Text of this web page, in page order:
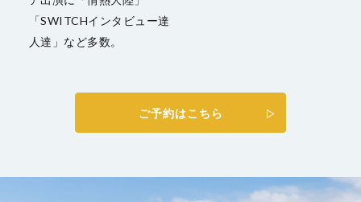
「SWITCHインタビュー達
人達」など多数。
ご予約はこちら